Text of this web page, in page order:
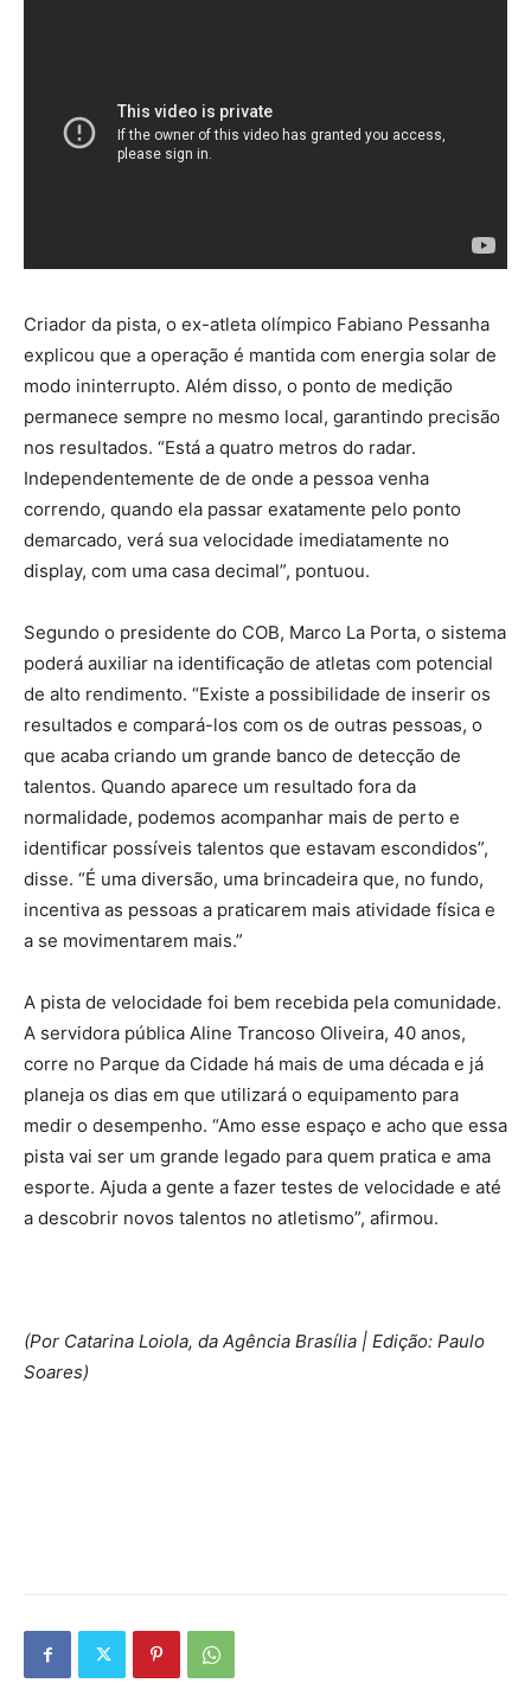
Criador da pista, o ex-atleta olímpico Fabiano Pessanha
explicou que a operação é mantida com energia solar de
modo ininterrupto. Além disso, o ponto de medição
permanece sempre no mesmo local, garantindo precisão
nos resultados. “Está a quatro metros do radar.
Independentemente de de onde a pessoa venha
correndo, quando ela passar exatamente pelo ponto
demarcado, verá sua velocidade imediatamente no
display, com uma casa decimal”, pontuou.
Segundo o presidente do COB, Marco La Porta, o sistema
poderá auxiliar na identificação de atletas com potencial
de alto rendimento. “Existe a possibilidade de inserir os
resultados e compará-los com os de outras pessoas, o
que acaba criando um grande banco de detecção de
talentos. Quando aparece um resultado fora da
normalidade, podemos acompanhar mais de perto e
identificar possíveis talentos que estavam escondidos”,
disse. “É uma diversão, uma brincadeira que, no fundo,
incentiva as pessoas a praticarem mais atividade física e
a se movimentarem mais.”
A pista de velocidade foi bem recebida pela comunidade.
A servidora pública Aline Trancoso Oliveira, 40 anos,
corre no Parque da Cidade há mais de uma década e já
planeja os dias em que utilizará o equipamento para
medir o desempenho. “Amo esse espaço e acho que essa
pista vai ser um grande legado para quem pratica e ama
esporte. Ajuda a gente a fazer testes de velocidade e até
a descobrir novos talentos no atletismo”, afirmou.
(Por Catarina Loiola, da Agência Brasília | Edição: Paulo
Soares)